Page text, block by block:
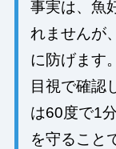
事実は、魚
れませんが
に防げます
目視で確認
は60度で1
を守ること